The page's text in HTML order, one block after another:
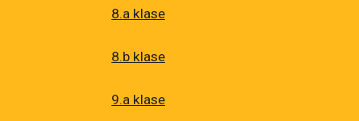
8.a klase
8.b klase
9.a klase